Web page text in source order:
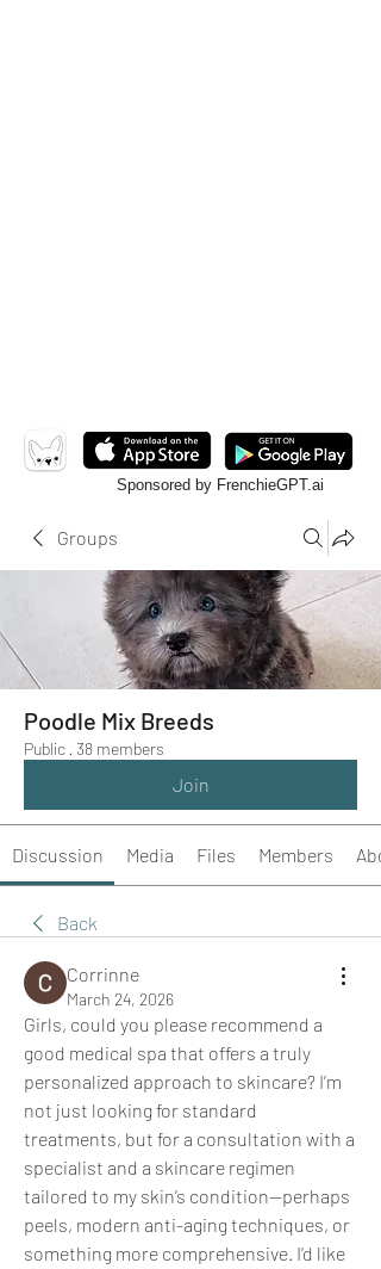
Sponsored by FrenchieGPT.ai
Groups
Poodle Mix Breeds
Public · 38 members
Join
Discussion Media Files Members
Back
Corrinne
March 24, 2026
Girls, could you please recommend a
good medical spa that offers a truly
personalized approach to skincare? I’m
not just looking for standard
treatments, but for a consultation with a
specialist and a skincare regimen
tailored to my skin’s condition—perhaps
peels, modern anti-aging techniques, or
something more comprehensive. I’d like